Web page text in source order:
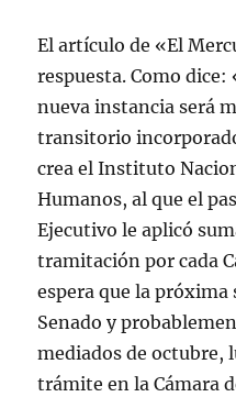
El artículo de «El
respuesta. Como dice:
nueva instancia será
transitorio
crea el Instituto
Humanos, al que el
Ejecutivo le aplicó
tramitación por cada
espera que la próxima
Senado y
mediados de octubre,
trámite en la Cámara